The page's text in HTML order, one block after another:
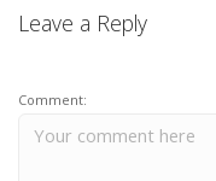
Leave a Reply
Comment: